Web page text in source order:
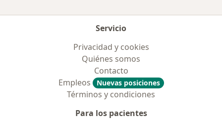
Servicio
Privacidad y cookies
Quiénes somos
Contacto
Empleos
Nuevas posiciones
Términos y condiciones
Para los pacientes